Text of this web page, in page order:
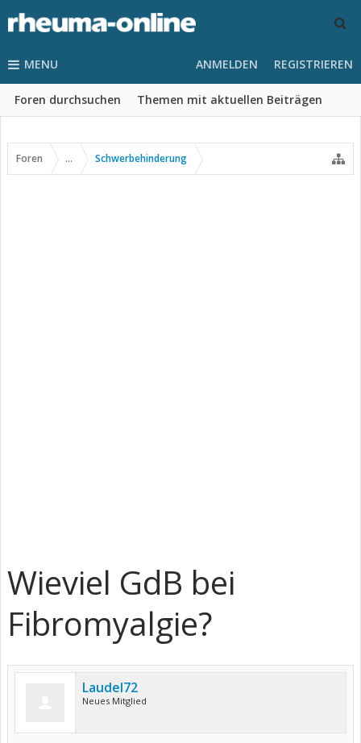
MENU
Foren durchsuchen Themen mit aktuellen Beiträgen
ANMELDEN REGISTRIEREN
Foren ... Schwerbehinderung
Wieviel GdB bei
Fibromyalgie?
Laudel72
Neues Mitglied